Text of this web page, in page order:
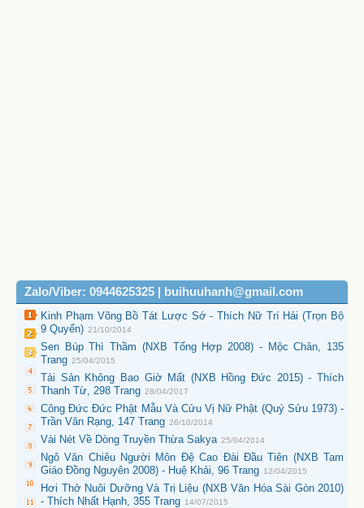
Zalo/Viber: 0944625325 | buihuuhanh@gmail.com
Kinh Phạm Võng Bồ Tát Lược Sớ - Thích Nữ Trí Hải (Trọn Bộ
9 Quyển) 21/10/2014
Sen Búp Thì Thầm (NXB Tổng Hợp 2008) - Mộc Chân, 135
Trang 25/04/2015
Tài Sản Không Bao Giờ Mất (NXB Hồng Đức 2015) - Thích
Thanh Từ, 298 Trang 28/04/2017
Công Đức Đức Phật Mẫu Và Cửu Vị Nữ Phật (Quý Sửu 1973) -
Trần Văn Rạng, 147 Trang 26/10/2014
Vài Nét Về Dòng Truyền Thừa Sakya 25/04/2014
Ngô Văn Chiêu Người Môn Đệ Cao Đài Đầu Tiên (NXB Tam
Giáo Đồng Nguyên 2008) - Huệ Khải, 96 Trang 12/04/2015
Hơi Thở Nuôi Dưỡng Và Trị Liệu (NXB Văn Hóa Sài Gòn 2010)
- Thích Nhất Hạnh, 355 Trang 14/07/2015